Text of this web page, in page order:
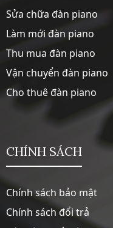
Sửa chữa đàn piano
Làm mới đàn piano
Thu mua đàn piano
Vận chuyển đàn piano
Cho thuê đàn piano
CHÍNH SÁCH
Chính sách bảo mật
Chính sách đổi trả